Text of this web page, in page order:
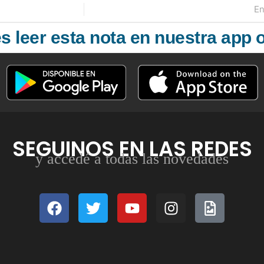
leer esta nota en nuestra app
SEGUINOS EN LAS REDES
y accedé a todas las novedades